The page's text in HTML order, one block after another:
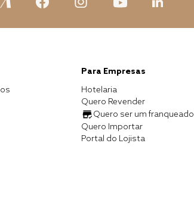
Para Empresas
Hotelaria
Quero Revender
Quero ser um franqueado
Quero Importar
Portal do Lojista